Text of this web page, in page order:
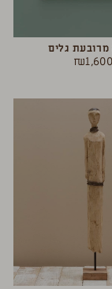
גלים
₪1,600